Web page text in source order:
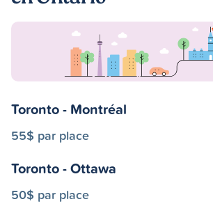
Toronto - Montréal
55$ par place
Toronto - Ottawa
50$ par place